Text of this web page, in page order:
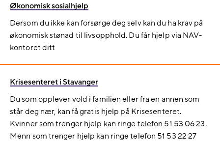
Økonomisk sosialhjelp
Dersom du ikke kan forsørge deg selv kan du ha krav på
økonomisk stønad til livsopphold. Du får hjelp via NAV-
kontoret ditt
Krisesenteret i Stavanger
Du som opplever vold i familien eller fra en annen som
står deg nær, kan få gratis hjelp på Krisesenteret.
Kvinner som trenger hjelp kan ringe telefon 51 53 06 23.
Menn som trenger hjelp kan ringe telefon 51 53 22 27